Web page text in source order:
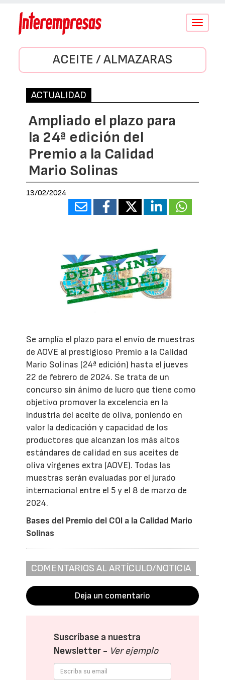
Conmutar
ACEITE / ALMAZARAS
ACTUALIDAD
Ampliado el plazo para
la 24ª edición del
Premio a la Calidad
Mario Solinas
13/02/2024
Se amplía el plazo para el envío de muestras
de AOVE al prestigioso Premio a la Calidad
Mario Solinas (24ª edición) hasta el jueves
22 de febrero de 2024. Se trata de un
concurso sin ánimo de lucro que tiene como
objetivo promover la excelencia en la
industria del aceite de oliva, poniendo en
valor la dedicación y capacidad de los
productores que alcanzan los más altos
estándares de calidad en sus aceites de
oliva vírgenes extra (AOVE). Todas las
muestras serán evaluadas por el jurado
internacional entre el 5 y el 8 de marzo de
2024.
Bases del Premio del COI a la Calidad Mario
Solinas
COMENTARIOS AL ARTÍCULO/NOTICIA
Deja un comentario
Suscríbase a nuestra
Newsletter - Ver ejemplo